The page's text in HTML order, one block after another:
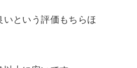
という評価もちらほ